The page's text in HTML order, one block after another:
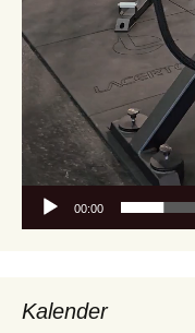
00:00
Kalender